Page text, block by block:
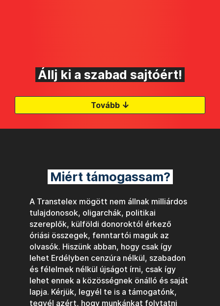
Állj ki a szabad sajtóért!
Tovább ↓
Miért támogassam?
A Transtelex mögött nem állnak milliárdos
tulajdonosok, oligarchák, politikai
szereplők, külföldi donoroktól érkező
óriási összegek, fenntartói maguk az
olvasók. Hiszünk abban, hogy csak így
lehet Erdélyben cenzúra nélkül, szabadon
és félelmek nélkül újságot írni, csak így
lehet ennek a közösségnek önálló és saját
lapja. Kérjük, legyél te is a támogatónk,
tegyél azért, hogy munkánkat folytatni